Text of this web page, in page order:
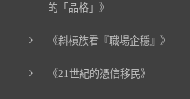
的「品格」》
《斜槓族看『職場企穩』》
《21世紀的憑信移民》